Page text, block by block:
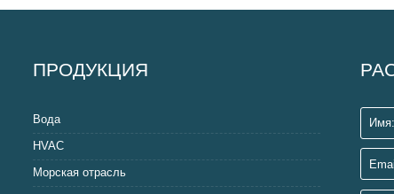
ПРОДУКЦИЯ
Вода
HVAC
Морская отрасль